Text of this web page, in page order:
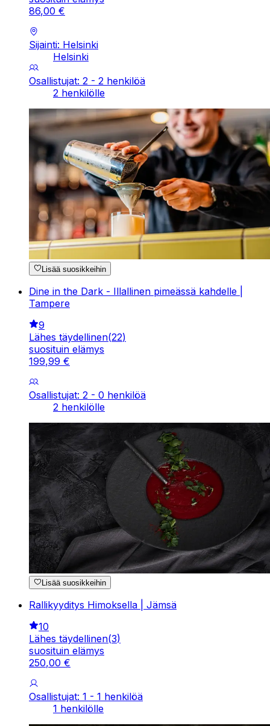
86,00 €
Sijainti: Helsinki
Helsinki
Osallistujat: 2 - 2 henkilöä
2 henkilölle
Lisää suosikkeihin
Dine in the Dark - Illallinen pimeässä kahdelle |
Tampere
9
Lähes täydellinen(22)
suosituin elämys
199,99 €
Osallistujat: 2 - 0 henkilöä
2 henkilölle
Lisää suosikkeihin
Rallikyyditys Himoksella | Jämsä
10
Lähes täydellinen(3)
suosituin elämys
250,00 €
Osallistujat: 1 - 1 henkilöä
1 henkilölle